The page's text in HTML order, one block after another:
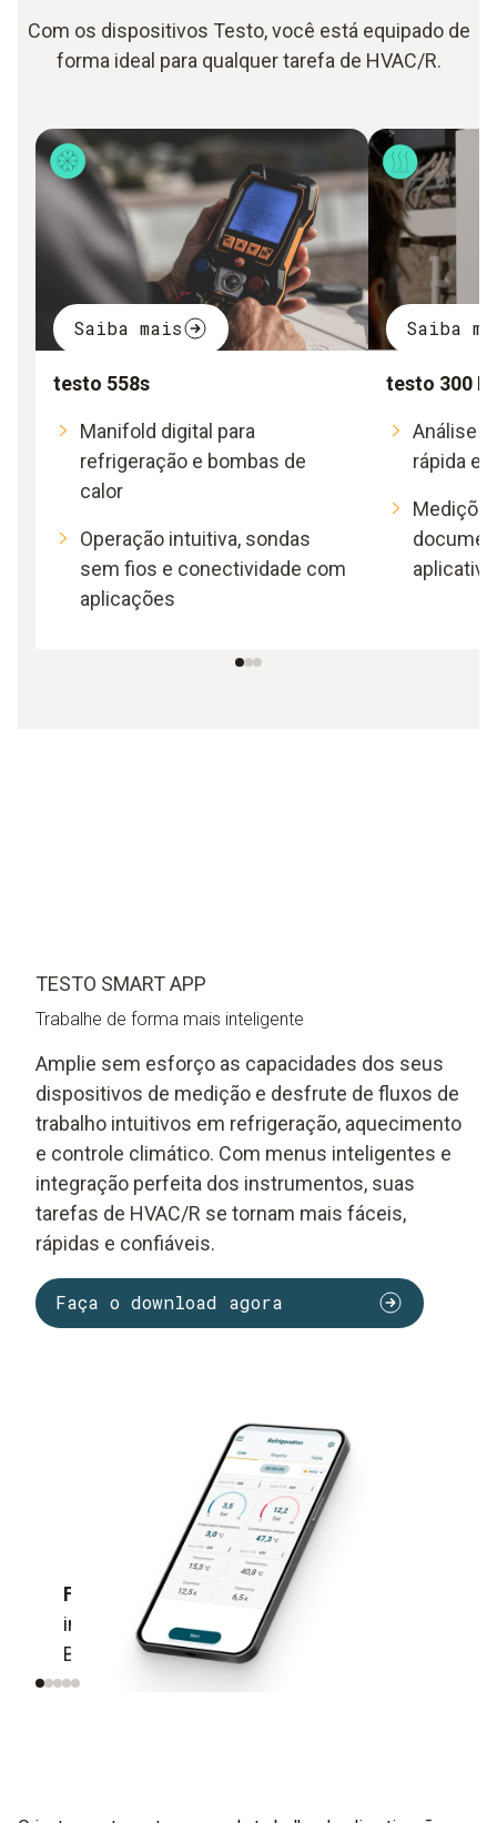
Com os dispositivos Testo, você está equipado de
forma ideal para qualquer tarefa de HVAC/R.
Saiba mais
testo 558s
Manifold digital para
refrigeração e bombas de
calor
Operação intuitiva, sondas
sem fios e conectividade com
aplicações
Saiba
testo 300
Análise
rápida e
aplicativo
TESTO SMART APP
Trabalhe de forma mais inteligente
Amplie sem esforço as capacidades dos seus
dispositivos de medição e desfrute de fluxos de
trabalho intuitivos em refrigeração, aquecimento
e controle climático. Com menus inteligentes e
integração perfeita dos instrumentos, suas
tarefas de HVAC/R se tornam mais fáceis,
rápidas e confiáveis.
Faça o download agora
Flexível
– funciona com todos os
instrumentos Testo compatíveis com
Bluetooth®